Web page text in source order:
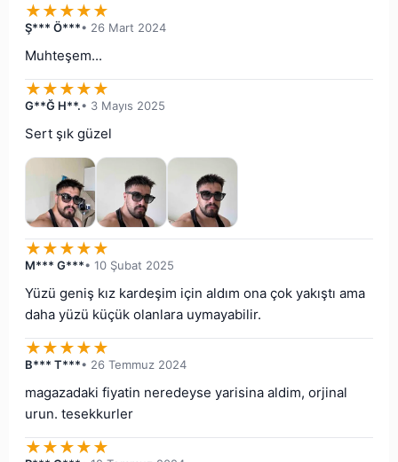
★★★★★
Ş*** Ö***• 26 Mart 2024
Muhteşem...
★★★★★
G**Ğ H**.• 3 Mayıs 2025
Sert şık güzel
★★★★★
M*** G***• 10 Şubat 2025
Yüzü geniş kız kardeşim için aldım ona çok yakıştı ama
daha yüzü küçük olanlara uymayabilir.
★★★★★
B*** T***• 26 Temmuz 2024
magazadaki fiyatin neredeyse yarisina aldim, orjinal
urun. tesekkurler
★★★★★